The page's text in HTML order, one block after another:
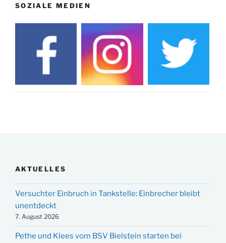
SOZIALE MEDIEN
AKTUELLES
Versuchter Einbruch in Tankstelle: Einbrecher bleibt
unentdeckt
7. August 2026
Pethe und Klees vom BSV Bielstein starten bei